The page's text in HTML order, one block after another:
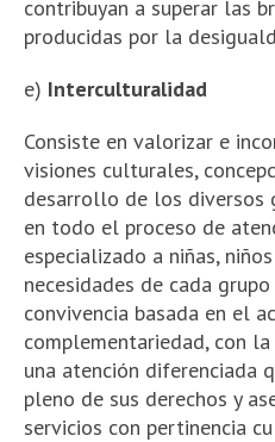
contribuyan a superar las
producidas por la
e) Interculturalidad
Consiste en valorizar e
visiones culturales,
desarrollo de los diversos
en todo el proceso de
especializado a niñas,
necesidades de cada
convivencia basada en el
complementariedad, con
una atención diferenciada
pleno de sus derechos y
servicios con pertinencia